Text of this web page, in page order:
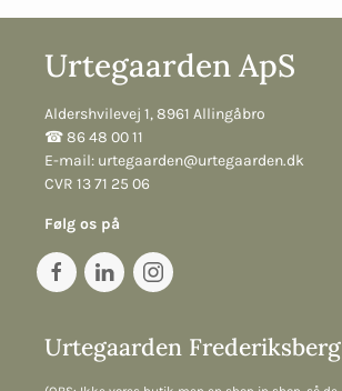
Urtegaarden ApS
Aldershvilevej 1, 8961 Allingåbro
☎︎ 86 48 00 11
E-mail: urtegaarden@urtegaarden.dk
CVR 13 71 25 06
Følg os på
Urtegaarden Frederiksberg